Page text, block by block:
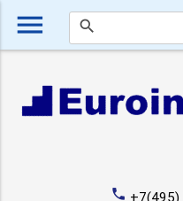
menu search
phone +7(495)